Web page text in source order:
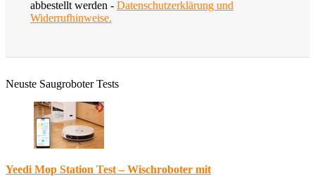
abbestellt werden - Datenschutzerklärung und
Widerrufhinweise.
Neuste Saugroboter Tests
Yeedi Mop Station Test – Wischroboter mit